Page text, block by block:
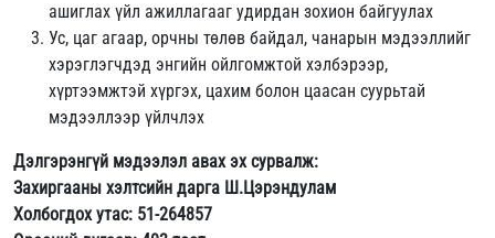
ашиглах үйл ажиллагааг удирдан зохион байгуулах
Ус, цаг агаар, орчны төлөв байдал, чанарын мэдээллийг
хэрэглэгчдэд энгийн ойлгомжтой хэлбэрээр,
хүртээмжтэй хүргэх, цахим болон цаасан суурьтай
мэдээллээр үйлчлэх
Дэлгэрэнгүй мэдээлэл авах эх сурвалж:
Захиргааны хэлтсийн дарга Ш.Цэрэндулам
Холбогдох утас: 51-264857